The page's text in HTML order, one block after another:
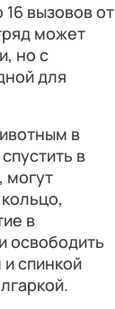
вызовов от
может
но с
для
в
в
могут
в
освободить
спинкой